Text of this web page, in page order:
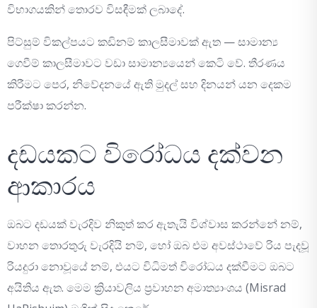
විභාගයකින් තොරව විසඳීමක් ලබාදේ.
පිට්සුම් විකල්පයට කඩිනම් කාලසීමාවක් ඇත — සාමාන්‍ය
ගෙවීම් කාලසීමාවට වඩා සාමාන්‍යයෙන් කෙටි වේ. තීරණය
කිරීමට පෙර, නිවේදනයේ ඇති මුදල් සහ දිනයන් යන දෙකම
පරීක්ෂා කරන්න.
දඩයකට විරෝධය දක්වන
ආකාරය
ඔබට දඩයක් වැරදිව නිකුත් කර ඇතැයි විශ්වාස කරන්නේ නම්,
වාහන තොරතුරු වැරදියි නම්, හෝ ඔබ එම අවස්ථාවේ රිය පැදවූ
රියදුරා නොවූයේ නම්, එයට විධිමත් විරෝධය දක්වීමට ඔබට
අයිතිය ඇත. මෙම ක්‍රියාවලිය ප්‍රවාහන අමාත්‍යාංශය (Misrad